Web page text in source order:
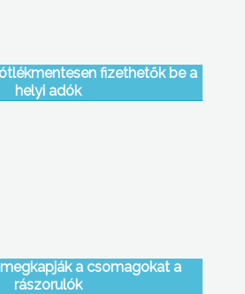
fizethetők be a
helyi adók
a csomagokat a
rászorulók